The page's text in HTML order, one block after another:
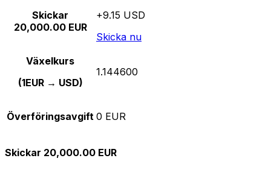
Skickar
20,000.00 EUR
+9.15 USD
Skicka nu
Växelkurs
(1EUR → USD)
1.144600
Överföringsavgift 0 EUR
Skickar 20,000.00 EUR